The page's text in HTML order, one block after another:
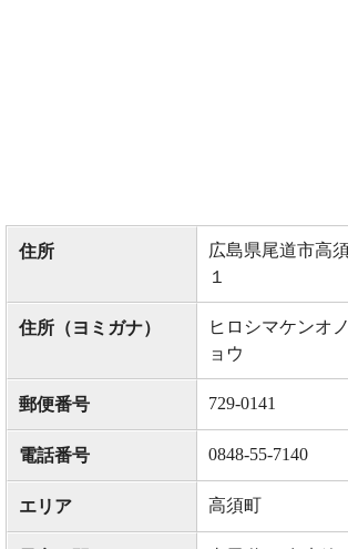
住所
広島県尾道市高
１
住所（ヨミガナ）
ヒロシマケンオ
ョウ
郵便番号 729-0141
電話番号 0848-55-7140
エリア 高須町